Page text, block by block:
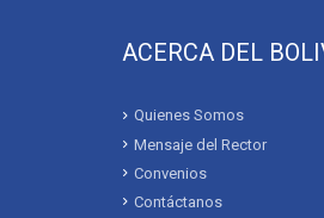
ACERCA DEL
Quienes Somos
Mensaje del Rector
Convenios
Contáctanos